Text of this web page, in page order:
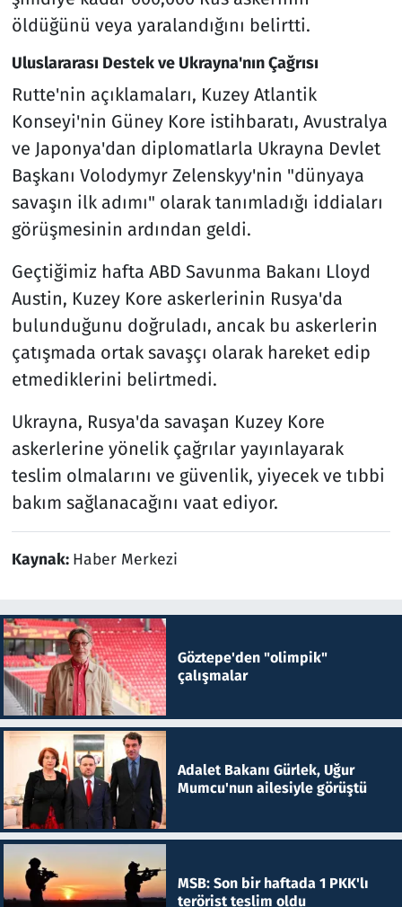
öldüğünü veya yaralandığını belirtti.
Uluslararası Destek ve Ukrayna'nın Çağrısı
Rutte'nin açıklamaları, Kuzey Atlantik
Konseyi'nin Güney Kore istihbaratı, Avustralya
ve Japonya'dan diplomatlarla Ukrayna Devlet
Başkanı Volodymyr Zelenskyy'nin "dünyaya
savaşın ilk adımı" olarak tanımladığı iddiaları
görüşmesinin ardından geldi.
Geçtiğimiz hafta ABD Savunma Bakanı Lloyd
Austin, Kuzey Kore askerlerinin Rusya'da
bulunduğunu doğruladı, ancak bu askerlerin
çatışmada ortak savaşçı olarak hareket edip
etmediklerini belirtmedi.
Ukrayna, Rusya'da savaşan Kuzey Kore
askerlerine yönelik çağrılar yayınlayarak
teslim olmalarını ve güvenlik, yiyecek ve tıbbi
bakım sağlanacağını vaat ediyor.
Kaynak: Haber Merkezi
Göztepe'den "olimpik"
çalışmalar
Adalet Bakanı Gürlek, Uğur
Mumcu'nun ailesiyle görüştü
MSB: Son bir haftada 1 PKK'lı
terörist teslim oldu